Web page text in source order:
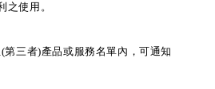
使用。
三者)產品或服務名單內，可通知